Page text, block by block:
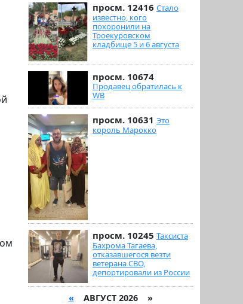
просм. 12416 Стало
известно, кого
похоронили на
Троекуровском
кладбище 5 и 6 августа
просм. 10674
Продавец обратилась к
WB
просм. 10631 Это
король Марокко
просм. 10245 Таксиста
Бахрома Тагаева,
отказавшегося везти
ветерана СВО,
депортировали из России
« АВГУСТ 2026 »